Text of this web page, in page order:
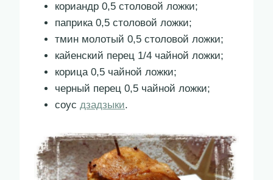
кориандр 0,5 столовой ложки;
паприка 0,5 столовой ложки;
тмин молотый 0,5 столовой ложки;
кайенский перец 1/4 чайной ложки;
корица 0,5 чайной ложки;
черный перец 0,5 чайной ложки;
соус дзадзыки.